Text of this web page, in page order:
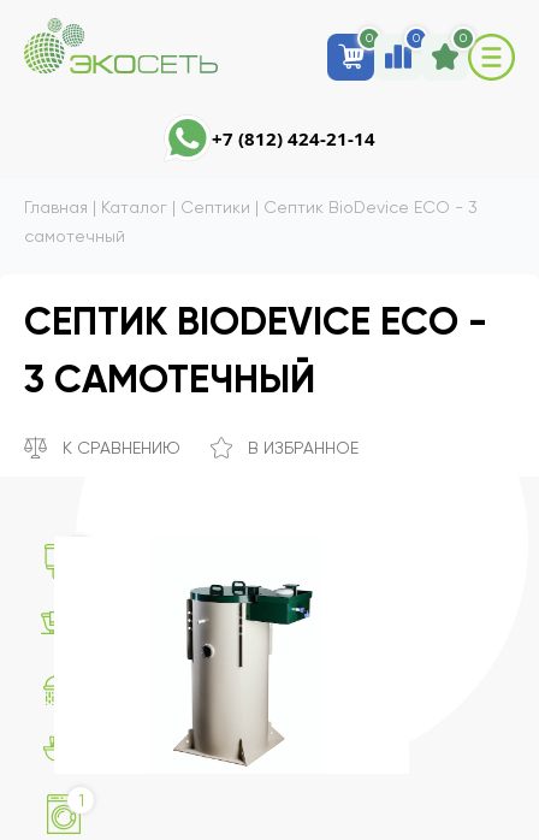
0 0 0
+7 (812) 424-21-14
Главная | Каталог | Септики | Септик BioDevice ECO - 3
самотечный
СЕПТИК BIODEVICE ECO -
3 САМОТЕЧНЫЙ
К СРАВНЕНИЮ В ИЗБРАННОЕ
1